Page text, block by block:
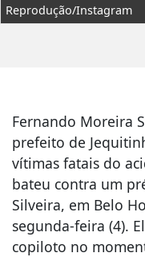
Reprodução/Instagram
Fernando Moreira
prefeito de
vítimas fatais do
bateu contra um
Silveira, em Belo
segunda-feira (4).
copiloto no